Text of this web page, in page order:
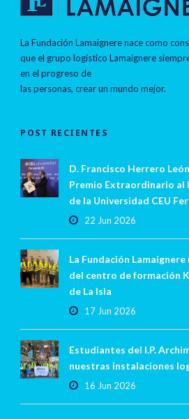
La Fundación Lamaignere nace como
que el grupo logístico Lamaignere
en el progreso de
las personas, crear un mundo mejor.
POST RECIENTES
D. Francisco Herrero
Premio Extraordinario al
de la Universidad CEU
22 Jun 2026
La Fundación
del centro de formación
de La Isla
17 Jun 2026
Estudiantes del I.P.
nuestras instalaciones
16 Jun 2026